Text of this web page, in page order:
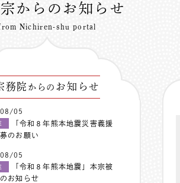
宗からのお知らせ
Nichiren-shu portal
務院 からの お知らせ
05
「令和８年熊本地震災害義援
のお願い
05
「令和８年熊本地震」本宗被
お知らせ